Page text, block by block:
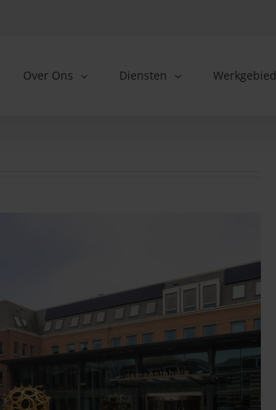
Over Ons Diensten Werkgebied